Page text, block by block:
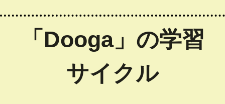
「Dooga」の学習
サイクル